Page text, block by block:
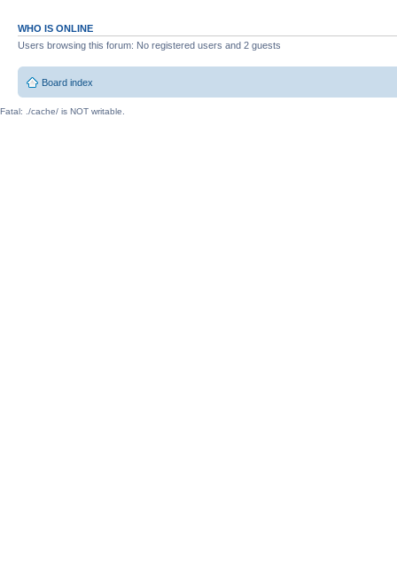
WHO IS ONLINE
Users browsing this forum: No registered users and 2 guests
Board index
Fatal: ./cache/ is NOT writable.